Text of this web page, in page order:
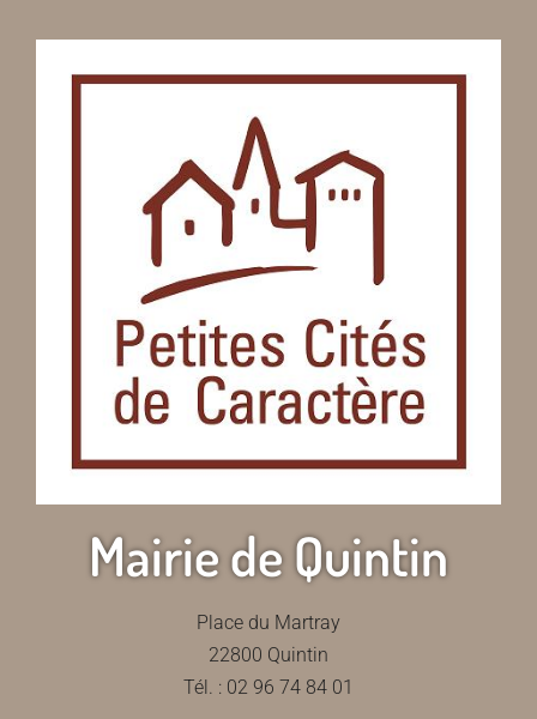
Mairie de Quintin
Place du Martray
22800 Quintin
Tél. : 02 96 74 84 01